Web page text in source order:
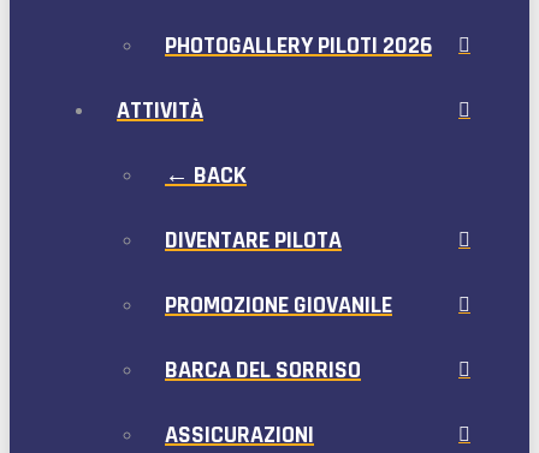
PHOTOGALLERY PILOTI 2026
ATTIVITÀ
← BACK
DIVENTARE PILOTA
PROMOZIONE GIOVANILE
BARCA DEL SORRISO
ASSICURAZIONI